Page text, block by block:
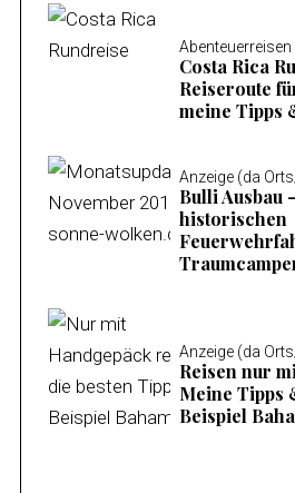
Abenteuerreisen
Costa Rica
Reiseroute
meine Tipps
Anzeige (da
Bulli Ausbau
historischen
Anzeige (da
Reisen nur
Meine Tipps
Beispiel